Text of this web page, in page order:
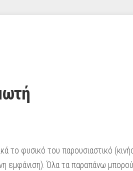
το φυσικό του παρουσιαστικό
Όλα τα παραπάνω